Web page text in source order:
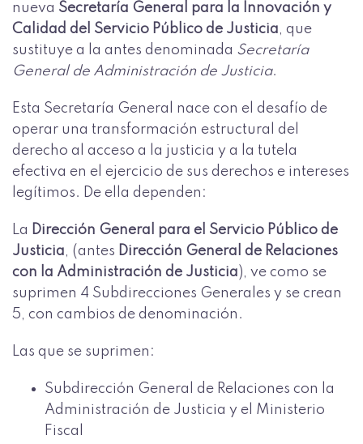
nueva Secretaría General para la Innovación y
Calidad del Servicio Público de Justicia, que
sustituye a la antes denominada Secretaría
General de Administración de Justicia.
Esta Secretaría General nace con el desafío de
operar una transformación estructural del
derecho al acceso a la justicia y a la tutela
efectiva en el ejercicio de sus derechos e intereses
legítimos. De ella dependen:
La Dirección General para el Servicio Público de
Justicia, (antes Dirección General de Relaciones
con la Administración de Justicia), ve como se
suprimen 4 Subdirecciones Generales y se crean
5, con cambios de denominación.
Las que se suprimen:
Subdirección General de Relaciones con la
Administración de Justicia y el Ministerio
Fiscal